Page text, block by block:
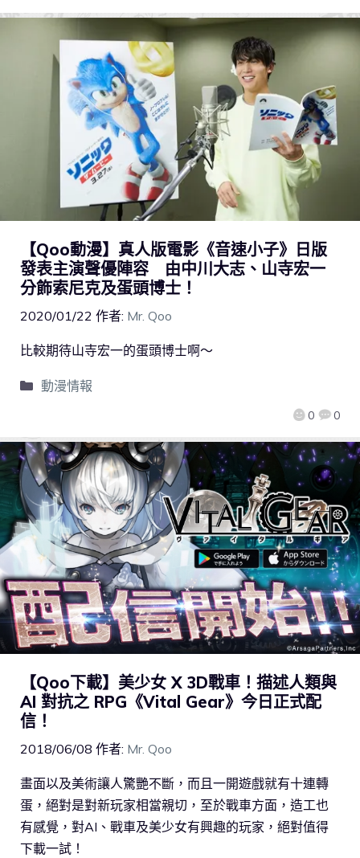
【Qoo動漫】真人版電影《音速小子》日版
發表主演聲優陣容 由中川大志、山寺宏一
分飾索尼克及蛋頭博士！
2020/01/22 作者: Mr. Qoo
0 0
比較期待山寺宏一的蛋頭博士啊～
動漫情報
【Qoo下載】美少女 X 3D戰車！描述人類與
AI 對抗之 RPG《Vital Gear》今日正式配
信！
2018/06/08 作者: Mr. Qoo
畫面以及美術讓人驚艷不斷，而且一開遊戲就有十連轉
蛋，絕對是對新玩家相當親切，至於戰車方面，造工也
有感覺，對AI、戰車及美少女有興趣的玩家，絕對值得
下載一試！